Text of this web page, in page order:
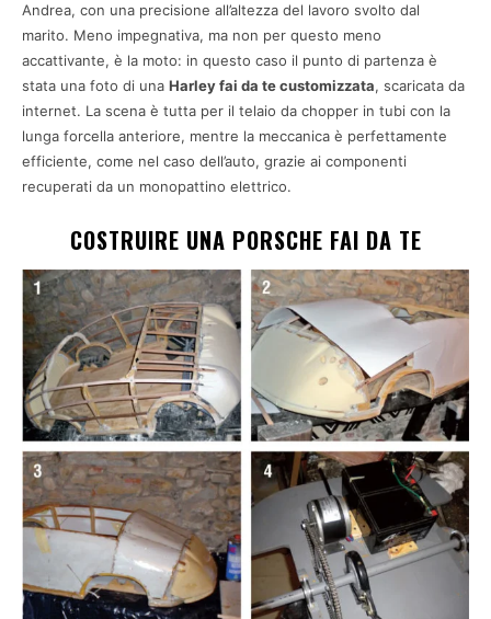
Andrea, con una precisione all’altezza del lavoro svolto dal
marito. Meno impegnativa, ma non per questo meno
accattivante, è la moto: in questo caso il punto di partenza è
stata una foto di una Harley fai da te customizzata, scaricata da
internet. La scena è tutta per il telaio da chopper in tubi con la
lunga forcella anteriore, mentre la meccanica è perfettamente
efficiente, come nel caso dell’auto, grazie ai componenti
recuperati da un monopattino elettrico.
COSTRUIRE UNA PORSCHE FAI DA TE